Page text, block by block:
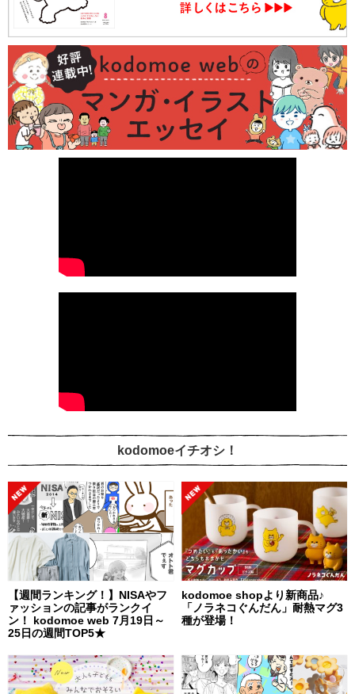
kodomoeイチオシ！
【週間ランキング！】NISAやフ
ァッションの記事がランクイ
ン！ kodomoe web 7月19日～
25日の週間TOP5★
kodomoe shopより新商品♪
「ノラネコぐんだん」耐熱マグ3
種が登場！